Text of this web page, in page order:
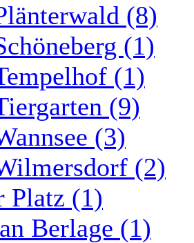
(8)
(1)
(1)
(9)
(3)
(2)
Platz (1)
Berlage (1)